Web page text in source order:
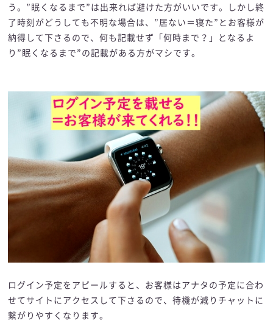
う。”眠くなるまで”は出来れば避けた方がいいです。しかし終
了時刻がどうしても不明な場合は、”居ない＝寝た”とお客様が
納得して下さるので、何も記載せず「何時まで？」となるよ
り”眠くなるまで”の記載がある方がマシです。
ログイン予定をアピールすると、お客様はアナタの予定に合わ
せてサイトにアクセスして下さるので、待機が減りチャットに
繋がりやすくなります。